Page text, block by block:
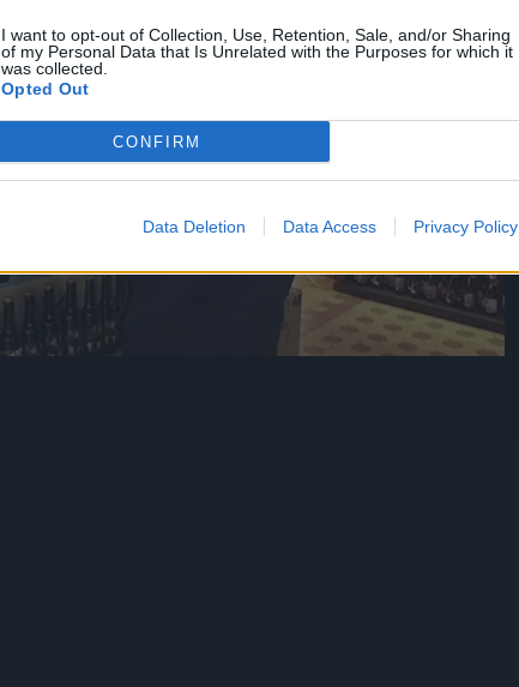
I want to opt-out of Collection, Use, Retention, Sale, and/or Sharing
of my Personal Data that Is Unrelated with the Purposes for which it
was collected.
Opted Out
CONFIRM
Data Deletion Data Access Privacy Policy